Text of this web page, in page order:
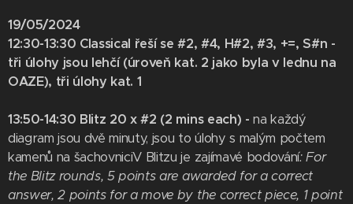
19/05/2024
12:30-13:30 Classical řeší se #2, #4, H#2, #3, +=, S#n -
tři úlohy jsou lehčí (úroveň kat. 2 jako byla v lednu na
OAZE), tři úlohy kat. 1
13:50-14:30 Blitz 20 x #2 (2 mins each) -na každý
diagram jsou dvě minuty, jsou to úlohy s malým počtem
kamenů na šachovniciV Blitzu je zajímavé bodování: For
the Blitz rounds, 5 points are awarded for a correct
answer, 2 points for a move by the correct piece, 1 point